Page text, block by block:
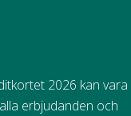
2026 kan vara
erbjudanden och